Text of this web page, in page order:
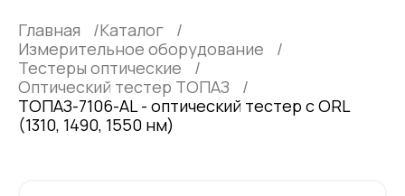
Главная
Каталог
Измерительное оборудование
Тестеры оптические
Оптический тестер ТОПАЗ
ТОПАЗ-7106-AL - оптический тестер с ORL
(1310, 1490, 1550 нм)